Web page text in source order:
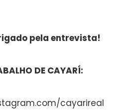
pela entrevista!
DE CAYARÍ:
cayarireal